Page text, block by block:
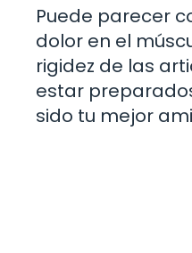
Puede parecer
dolor en el
rigidez de las
estar
sido tu mejor